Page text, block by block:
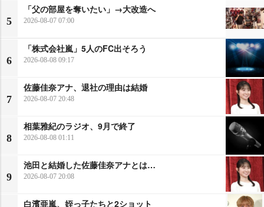
5
「父の部屋を奪いたい」→大改造へ
2026-08-07 07:00
6
「株式会社嵐」5人のFC出そろう
2026-08-08 09:17
7
佐藤佳奈アナ、退社の理由は結婚
2026-08-07 20:48
8
相葉雅紀のラジオ、9月で終了
2026-08-08 01:11
9
池田と結婚した佐藤佳奈アナとは…
2026-08-07 20:08
白濱亜嵐、姪っ子たちと2ショット